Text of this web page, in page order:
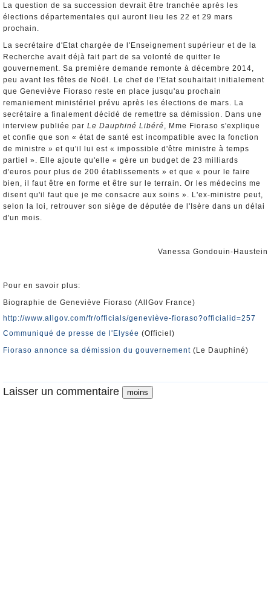
La question de sa succession devrait être tranchée après les
élections départementales qui auront lieu les 22 et 29 mars
prochain.
La secrétaire d'Etat chargée de l'Enseignement supérieur et de la
Recherche avait déjà fait part de sa volonté de quitter le
gouvernement. Sa première demande remonte à décembre 2014,
peu avant les fêtes de Noël. Le chef de l'Etat souhaitait initialement
que Geneviève Fioraso reste en place jusqu'au prochain
remaniement ministériel prévu après les élections de mars. La
secrétaire a finalement décidé de remettre sa démission. Dans une
interview publiée par Le Dauphiné Libéré, Mme Fioraso s'explique
et confie que son « état de santé est incompatible avec la fonction
de ministre » et qu'il lui est « impossible d'être ministre à temps
partiel ». Elle ajoute qu'elle « gère un budget de 23 milliards
d'euros pour plus de 200 établissements » et que « pour le faire
bien, il faut être en forme et être sur le terrain. Or les médecins me
disent qu'il faut que je me consacre aux soins ». L'ex-ministre peut,
selon la loi, retrouver son siège de députée de l'Isère dans un délai
d'un mois.
Vanessa Gondouin-Haustein
Pour en savoir plus:
Biographie de Geneviève Fioraso (AllGov France)
http://www.allgov.com/fr/officials/geneviève-fioraso?officialid=257
Communiqué de presse de l'Elysée (Officiel)
Fioraso annonce sa démission du gouvernement (Le Dauphiné)
Laisser un commentaire